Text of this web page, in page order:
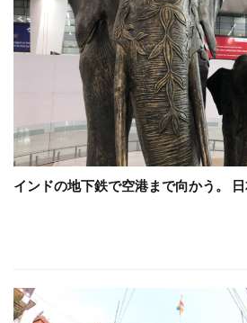
インドの地下鉄で空港まで向かう。